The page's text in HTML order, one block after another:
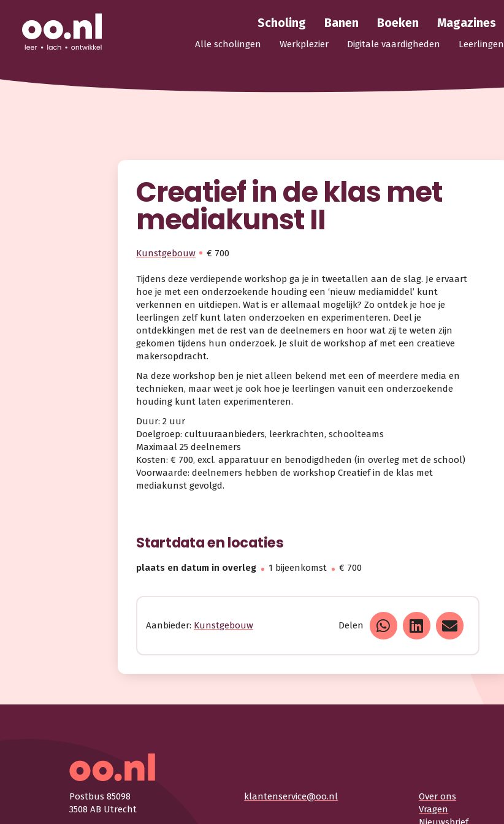
Scholing Banen Boeken Magazines
Alle scholingen Werkplezier Digitale vaardigheden Leerlingen
Creatief in de klas met
mediakunst II
Kunstgebouw € 700
Tijdens deze verdiepende workshop ga je in tweetallen aan de slag. Je ervaart
hoe je met een onderzoekende houding een ‘nieuw mediamiddel’ kunt
verkennen en uitdiepen. Wat is er allemaal mogelijk? Zo ontdek je hoe je
leerlingen zelf kunt laten onderzoeken en experimenteren. Deel je
ontdekkingen met de rest van de deelnemers en hoor wat zij te weten zijn
gekomen tijdens hun onderzoek. Je sluit de workshop af met een creatieve
makersopdracht.
Na deze workshop ben je niet alleen bekend met een of meerdere media en
technieken, maar weet je ook hoe je leerlingen vanuit een onderzoekende
houding kunt laten experimenteren.
Duur: 2 uur
Doelgroep: cultuuraanbieders, leerkrachten, schoolteams
Maximaal 25 deelnemers
Kosten: € 700, excl. apparatuur en benodigdheden (in overleg met de school)
Voorwaarde: deelnemers hebben de workshop Creatief in de klas met
mediakunst gevolgd.
Startdata en locaties
plaats en datum in overleg 1 bijeenkomst € 700
Aanbieder: Kunstgebouw Delen
Postbus 85098
3508 AB Utrecht
klantenservice@oo.nl
Over ons
Vragen